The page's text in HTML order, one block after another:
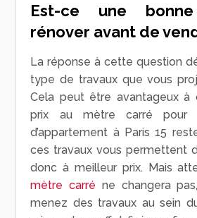
Est-ce une
rénover avant de
La réponse à cette question
type de travaux que vous
Cela peut être avantageux à
prix au mètre carré pour
d’appartement à Paris 15
ces travaux vous permettent
donc à meilleur prix. Mais
mètre carré ne changera
menez des travaux au sein